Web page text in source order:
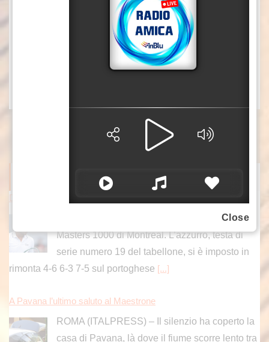
guerre”. Così il presidente della Repubblica,
Sergio Mattarella, ricevendo al Quirinale il
ITALPRESS NEWS
Darderi avanza ai quarti a Montreal, Borges battuto in rimonta
Luciano Darderi avanza ai quarti di finale del
Masters 1000 di Montreal. L’azzurro, testa di
serie numero 19 del tabellone, si è imposto in
rimonta 4-6 6-3 7-5 sul portoghese [...]
A Pavana l’ultimo saluto al Maestrone
ROMA (ITALPRESS) – Il silenzio ha coperto la
casa di Pavana, là dove il fiume scorre lento tra
Close